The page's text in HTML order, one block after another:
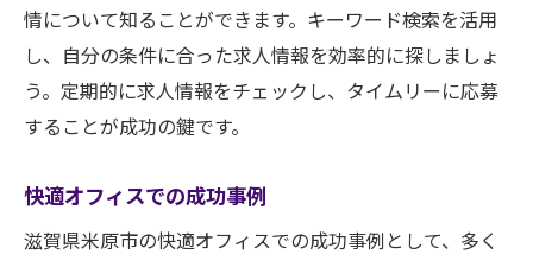
情について知ることができます。キーワード検索を活用
し、自分の条件に合った求人情報を効率的に探しましょ
う。定期的に求人情報をチェックし、タイムリーに応募
することが成功の鍵です。
快適オフィスでの成功事例
滋賀県米原市の快適オフィスでの成功事例として、多く